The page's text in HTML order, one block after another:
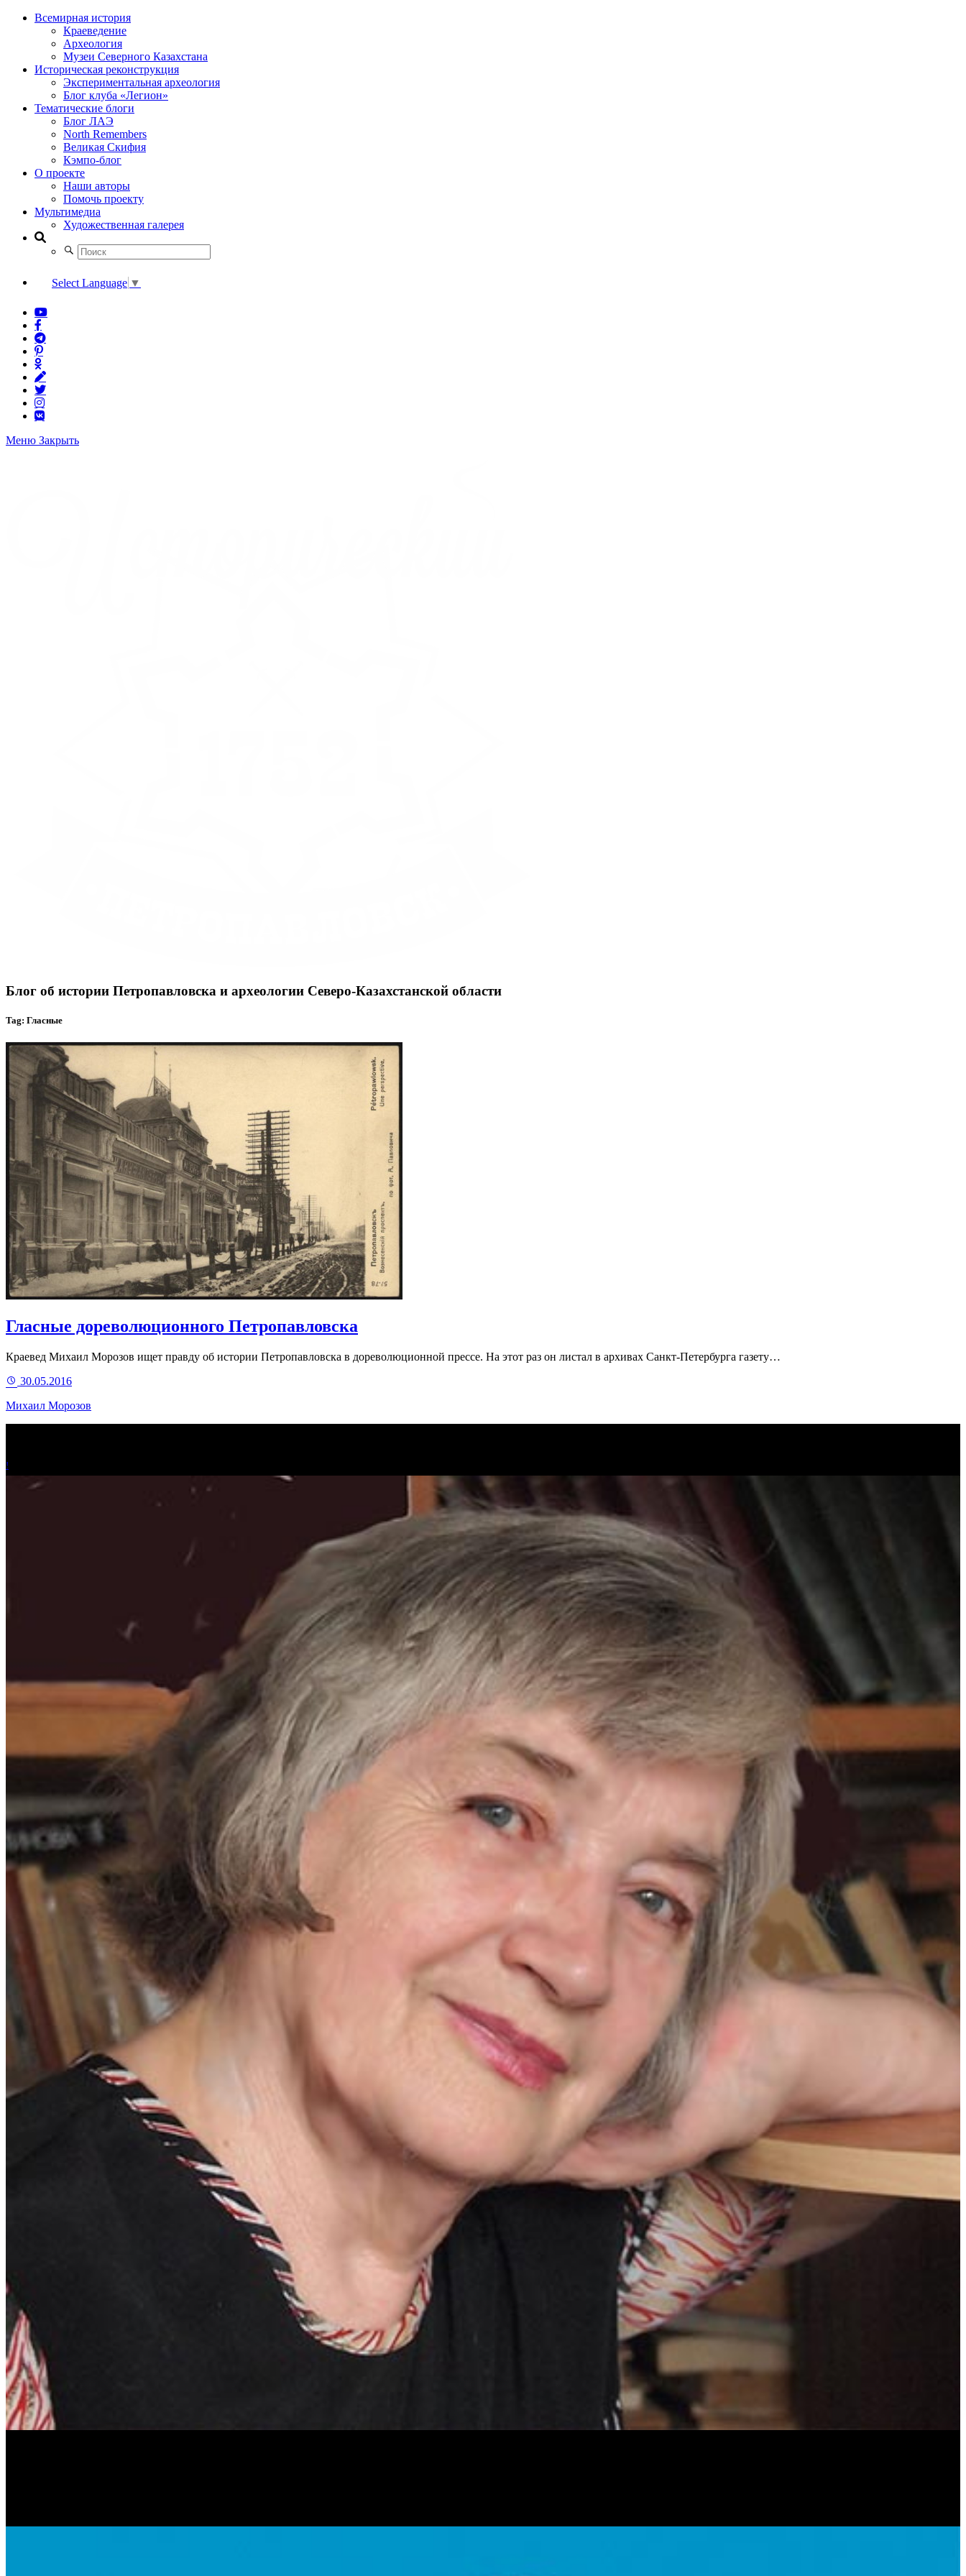
Всемирная история
Краеведение
Археология
Музеи Северного Казахстана
Историческая реконструкция
Экспериментальная археология
Блог клуба «Легион»
Тематические блоги
Блог ЛАЭ
North Remembers
Великая Скифия
Кэмпо-блог
О проекте
Наши авторы
Помочь проекту
Мультимедиа
Художественная галерея
Select Language ▼
Меню Закрыть
Блог об истории Петропавловска и археологии Северо-Казахстанской области
Tag: Гласные
Гласные дореволюционного Петропавловска
Краевед Михаил Морозов ищет правду об истории Петропавловска в дореволюционной прессе. На этот раз он листал в архивах Санкт-Петербурга газету…
30.05.2016
Михаил Морозов
!